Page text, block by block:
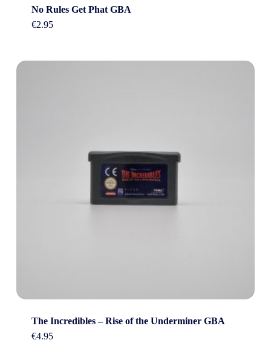
No Rules Get Phat GBA
€2.95
The Incredibles – Rise of the Underminer GBA
€4.95